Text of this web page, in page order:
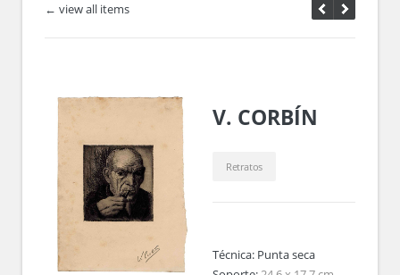
← view all items
V. CORBÍN
Retratos
Técnica: Punta seca